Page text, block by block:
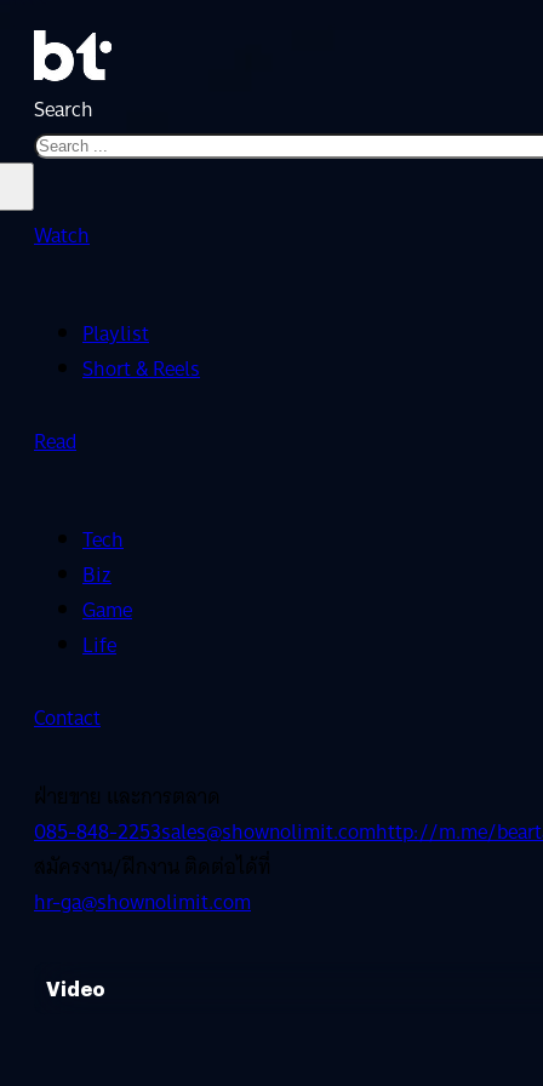
Search
Watch
Playlist
Short & Reels
Read
Tech
Biz
Game
Life
Contact
ฝ่ายขาย และการตลาด
085-848-2253sales@shownolimit.comhttp://m.me/
สมัครงาน/ฝึกงาน ติดต่อได้ที่
hr-ga@shownolimit.com
Video